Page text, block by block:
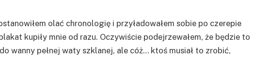
olać chronologię i przyładowałem sobie po czerepie
kupiły mnie od razu. Oczywiście podejrzewałem, że będzie to
wanny pełnej waty szklanej, ale cóż… ktoś musiał to zrobić,